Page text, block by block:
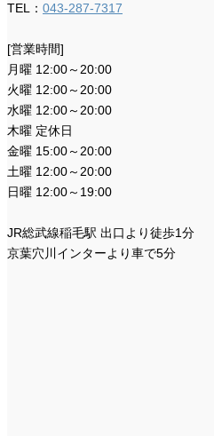
TEL： 043-287-7317
[営業時間]
月曜 12:00～20:00
火曜 12:00～20:00
水曜 12:00～20:00
木曜 定休日
金曜 15:00～20:00
土曜 12:00～20:00
日曜 12:00～19:00
JR総武線稲毛駅 出口より徒歩1分
京葉穴川インターより車で5分